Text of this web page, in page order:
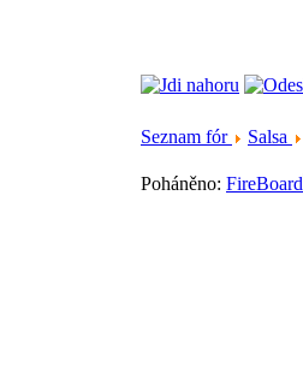
Seznam fór
Salsa
Poháněno: FireBoard